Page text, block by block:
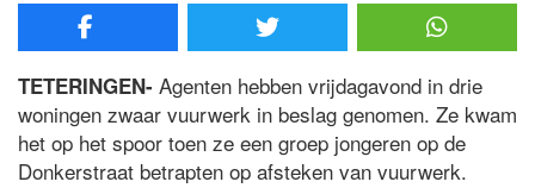
TETERINGEN- Agenten hebben vrijdagavond in drie
woningen zwaar vuurwerk in beslag genomen. Ze kwam
het op het spoor toen ze een groep jongeren op de
Donkerstraat betrapten op afsteken van vuurwerk.